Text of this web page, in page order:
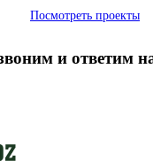
Посмотреть проекты
и ответим